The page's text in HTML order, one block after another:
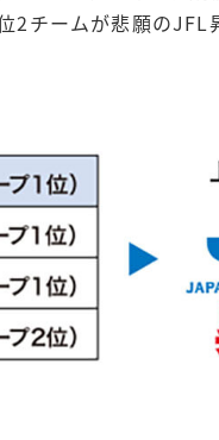
2チームが悲願のJFL